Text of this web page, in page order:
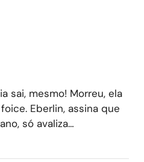
sai, mesmo! Morreu, ela
Eberlin, assina que
só avaliza…